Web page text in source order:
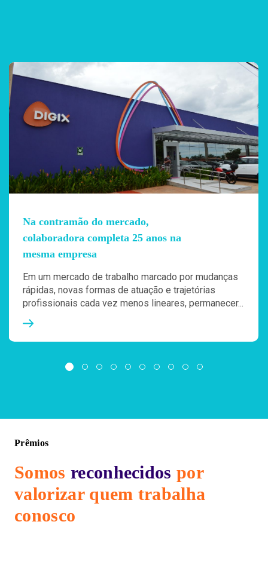
Na contramão do mercado,
colaboradora completa 25 anos na
mesma empresa
Em um mercado de trabalho marcado por mudanças
rápidas, novas formas de atuação e trajetórias
profissionais cada vez menos lineares, permanecer...
Prêmios
Somos reconhecidos por
valorizarquem trabalha
conosco